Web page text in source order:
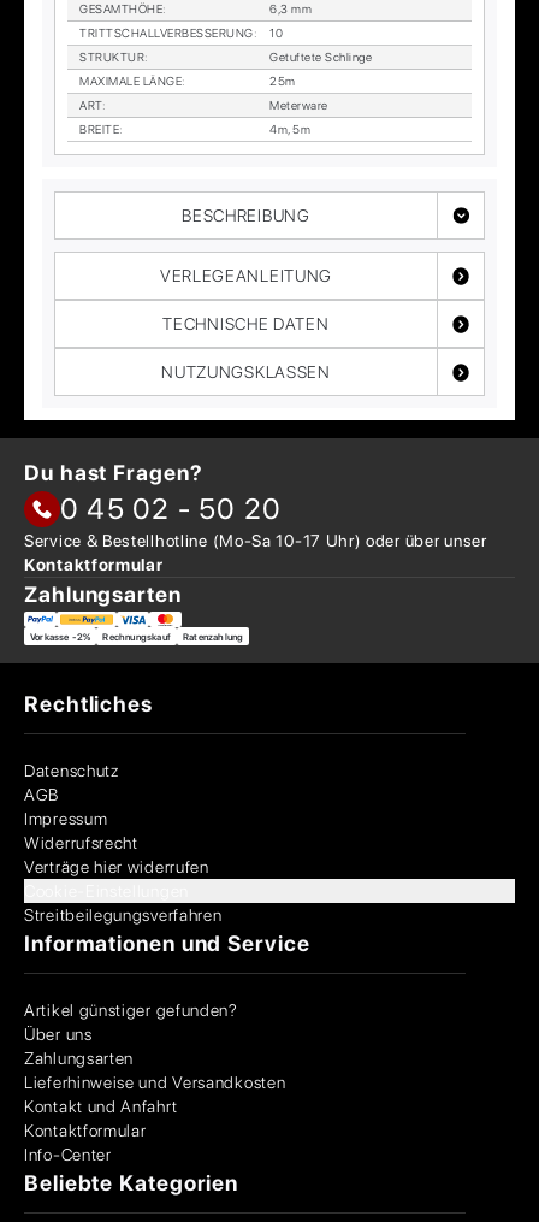
GE­SAMT­HÖ­HE:
6,3 mm
TRITT­SCHALL­VER­BES­SE­RUNG:
10
STRUK­TUR:
Ge­tuf­te­te Schlin­ge
MA­XI­MA­LE LÄN­GE:
25m
ART:
Me­ter­wa­re
BREI­TE: 4m, 5m
BESCHREIBUNG
VERLEGEANLEITUNG
TECHNISCHE DATEN
NUTZUNGSKLASSEN
Du hast Fragen?
0 45 02 - 50 20
Service & Bestellhotline (Mo-Sa 10-17 Uhr) oder überunser
Kontaktformular
Zahlungsarten
Vorkasse -2% Rechnungskauf Ratenzahlung
Rechtliches
Datenschutz
AGB
Impressum
Widerrufsrecht
Verträge hier widerrufen
Streitbeilegungsverfahren
Informationen und Service
Artikel günstiger gefunden?
Über uns
Zahlungsarten
Lieferhinweise und Versandkosten
Kontakt und Anfahrt
Kontaktformular
Info-Center
Beliebte Kategorien